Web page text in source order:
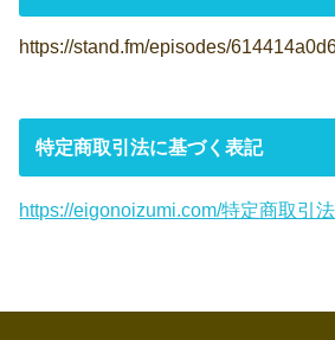
https://stand.fm/episodes/
特定商取引法に基づく表記
https://eigonoizumi.com/特定商取引